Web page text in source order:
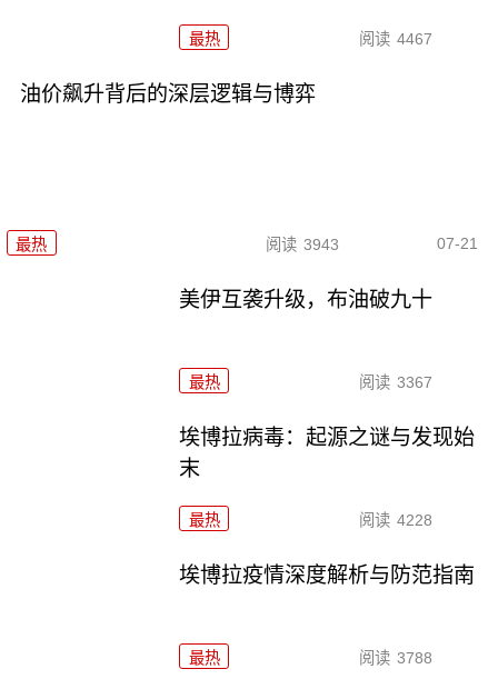
最热 阅读 4467
油价飙升背后的深层逻辑与博弈
最热 阅读 3943 07-21
美伊互袭升级，布油破九十
最热 阅读 3367
埃博拉病毒：起源之谜与发现始
末
最热 阅读 4228
埃博拉疫情深度解析与防范指南
最热 阅读 3788